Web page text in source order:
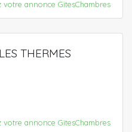
votre annonce GitesChambres
THERMES
votre annonce GitesChambres